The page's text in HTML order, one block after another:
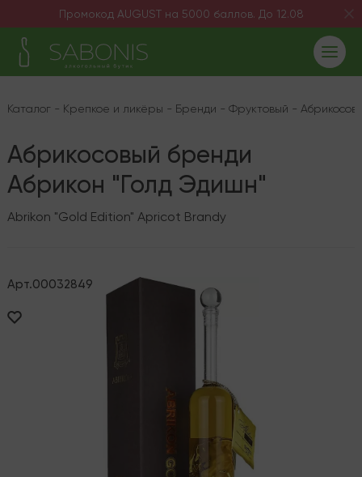
Промокод AUGUST на 5000 баллов. До 12.08
Каталог - Крепкое и ликёры - Бренди - Фруктовый -
Абрикосовый бренди
Абрикон "Голд Эдишн"
Abrikon "Gold Edition" Apricot Brandy
Арт.00032849